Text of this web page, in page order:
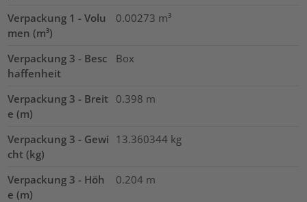
Verpackung 1 - Volu
men (m³)
0.00273 m³
Verpackung 3 - Besc
haffenheit
Box
Verpackung 3 - Breit
e (m)
0.398 m
Verpackung 3 - Gewi
cht (kg)
13.360344 kg
Verpackung 3 - Höh
e (m)
0.204 m